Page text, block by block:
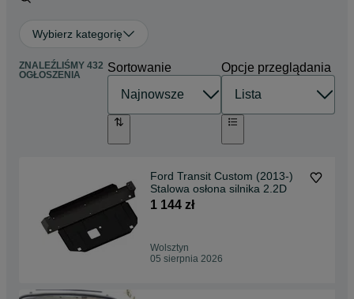
Wybierz kategorię
ZNALEŹLIŚMY 432
OGŁOSZENIA
Sortowanie Opcje przeglądania
Ford Transit Custom (2013-)
Stalowa osłona silnika 2.2D
1 144 zł
Wolsztyn
05 sierpnia 2026